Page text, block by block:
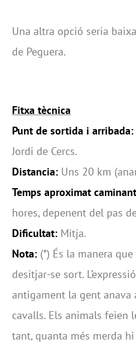
Una altra opció seria
de Peguera.
Fitxa tècnica
Punt de sortida i arribada:
Jordi de Cercs.
Distancia: Uns 20 km
Temps aproximat
hores, depenent del pas
Dificultat: Mitja.
Nota: (*) És la manera
desitjar-se sort.
antigament la gent anava
cavalls. Els animals feien
tant, quanta més merda